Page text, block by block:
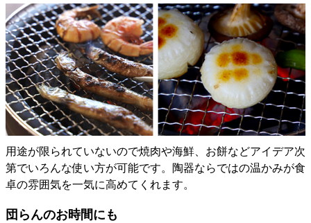
用途が限られていないので焼肉や海鮮、お餅などアイデア次
第でいろんな使い方が可能です。陶器ならではの温かみが食
卓の雰囲気を一気に高めてくれます。
団らんのお時間にも